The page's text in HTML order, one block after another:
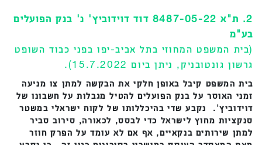
2. ת"א 8487-05-22 דוד דוידוביץ' נ' בנק הפועלים
בע"מ
(בית המשפט המחוזי בתל אביב-יפו בפני כבוד השופט
גרשון גונטובניק, ניתן ביום 15.7.2022).
בית המשפט קיבל באופן חלקי את הבקשה למתן צו מניעה
זמני האוסר על בנק הפועלים להטיל מגבלות על חשבונו של
דוידוביץ'. נקבע שדי בהיכללותו של לקוח ישראלי במשטר
סנקציות מחוץ לישראל כדי לבסס, לכאורה, סירוב סביר
למתן שירותים בנקאיים, אף אם לא עומד על הפרק חוזר